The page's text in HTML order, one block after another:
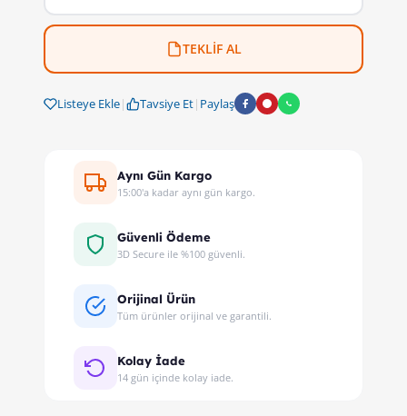
TEKLİF AL
Listeye Ekle| Tavsiye Et| Paylaş
Aynı Gün Kargo
15:00'a kadar aynı gün kargo.
Güvenli Ödeme
3D Secure ile %100 güvenli.
Orijinal Ürün
Tüm ürünler orijinal ve garantili.
Kolay İade
14 gün içinde kolay iade.